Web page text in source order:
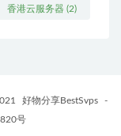
香港云服务器 (2)
好物分享BestSvps
-
号